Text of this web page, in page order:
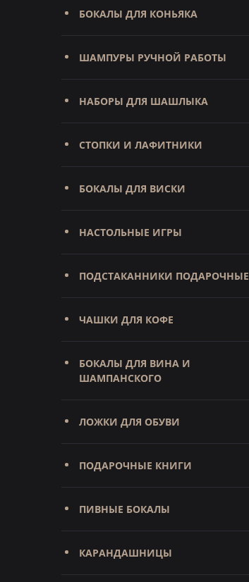
БОКАЛЫ ДЛЯ КОНЬЯКА
ШАМПУРЫ РУЧНОЙ РАБОТЫ
НАБОРЫ ДЛЯ ШАШЛЫКА
СТОПКИ И ЛАФИТНИКИ
БОКАЛЫ ДЛЯ ВИСКИ
НАСТОЛЬНЫЕ ИГРЫ
ПОДСТАКАННИКИ ПОДАРОЧНЫЕ
ЧАШКИ ДЛЯ КОФЕ
БОКАЛЫ ДЛЯ ВИНА И
ШАМПАНСКОГО
ЛОЖКИ ДЛЯ ОБУВИ
ПОДАРОЧНЫЕ КНИГИ
ПИВНЫЕ БОКАЛЫ
КАРАНДАШНИЦЫ